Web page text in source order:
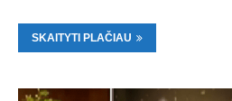
SKAITYTI PLAČIAU